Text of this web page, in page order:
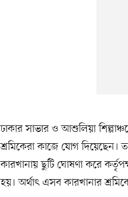
ঢাকার সাভার ও আশুলিয়া
শ্রমিকেরা কাজে যোগ দিয়েছেন।
কারখানায় ছুটি ঘোষণা করে
হয়। অর্থাৎ এসব কারখানার